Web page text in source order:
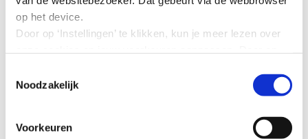
op het device.
Door op ‘Instellingen’ te klikken, kun je meer lezen over
alle cookies zoals omschreven in onze cookieverklaring
in deze cookiebanner. Door op ‘Alleen noodzakelijke
noodzakelijke cookies.
Noodzakelijk
Voorkeuren